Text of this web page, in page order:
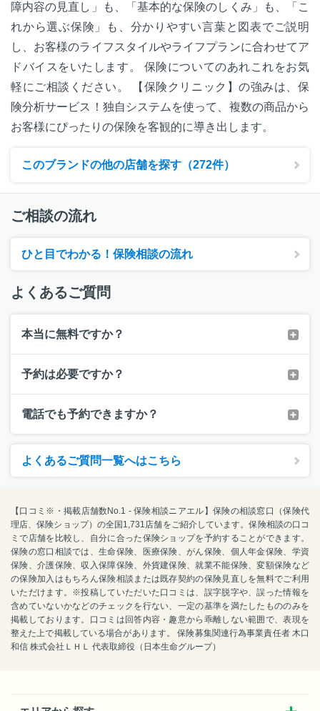
障内容の見直し」も、「基本的な保険のしくみ」も、「こ
れから選ぶ保険」も、分かりやすい言葉と図表でご説明
し、お客様のライフスタイルやライフプランに合わせてア
ドバイスをいたします。 保険についてのあれこれをお気
軽にご相談ください。 【保険クリニック】の強みは、保
険分析サービス！独自システムを使って、複数の商品から
お客様にぴったりの保険を客観的に導き出します。
このブランドの他の店舗を探す（272件）
ご相談の流れ
ひと目でわかる！保険相談の流れ
よくあるご質問
本当に無料ですか？
予約は必要ですか？
電話でも予約できますか？
よくあるご質問一覧へはこちら
【口コミ※・掲載店舗数No.1 - 保険相談ニアエル】保険の相談窓口（保険代
理店、保険ショップ）の全国1,731店舗をご紹介しています。保険相談の口コ
ミで店舗を比較し、自分に合った保険ショップを予約することができます。
保険の窓口相談では、生命保険、医療保険、がん保険、個人年金保険、学資
保険、介護保険、収入保障保険、外貨建保険、就業不能保険、変額保険など
の保険加入はもちろん保険相談または既存契約の保険見直しを無料でご利用
いただけます。※投稿していただいた口コミは、誤字脱字や、誤った情報を
含めていないかなどのチェックを行ない、一定の基準を満たしたもののみを
掲載しております。口コミは回答内容・趣意から乖離しない範囲で、表現を
整えた上で掲載している場合があります。 保険募集関連行為事業責任者 木口
和信 株式会社ＬＨＬ 代表取締役（日本生命グループ）